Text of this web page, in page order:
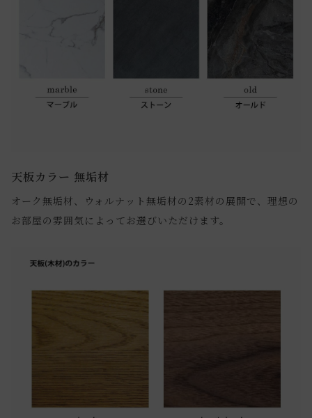
天板カラー 無垢材
オーク無垢材、ウォルナット無垢材の2素材の展開で、理想の
お部屋の雰囲気によってお選びいただけます。